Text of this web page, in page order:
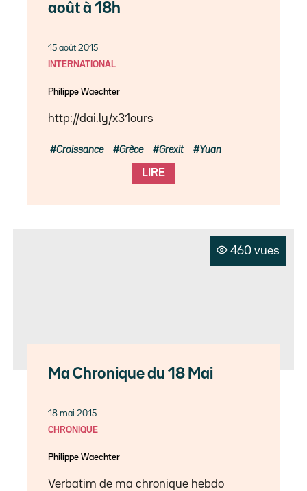
août à 18h
15 août 2015
INTERNATIONAL
Philippe Waechter
http://dai.ly/x31ours
LIRE
Croissance Grèce Grexit Yuan
460 vues
Ma Chronique du 18 Mai
18 mai 2015
CHRONIQUE
Philippe Waechter
Verbatim de ma chronique hebdo